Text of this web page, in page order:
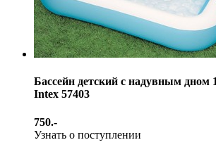
Бассейн детский с надувным дном
Intex 57403
750.-
Узнать о поступлении